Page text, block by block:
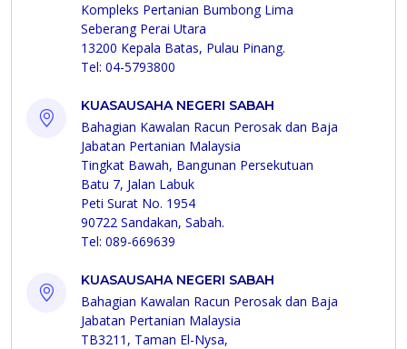
Kompleks Pertanian Bumbong Lima
Seberang Perai Utara
13200 Kepala Batas, Pulau Pinang.
Tel: 04-5793800
KUASAUSAHA NEGERI SABAH
Bahagian Kawalan Racun Perosak dan Baja
Jabatan Pertanian Malaysia
Tingkat Bawah, Bangunan Persekutuan
Batu 7, Jalan Labuk
Peti Surat No. 1954
90722 Sandakan, Sabah.
Tel: 089-669639
KUASAUSAHA NEGERI SABAH
Bahagian Kawalan Racun Perosak dan Baja
Jabatan Pertanian Malaysia
TB3211, Taman El-Nysa,